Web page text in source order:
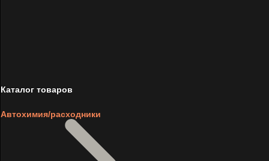
Каталог товаров
Автохимия/расходники